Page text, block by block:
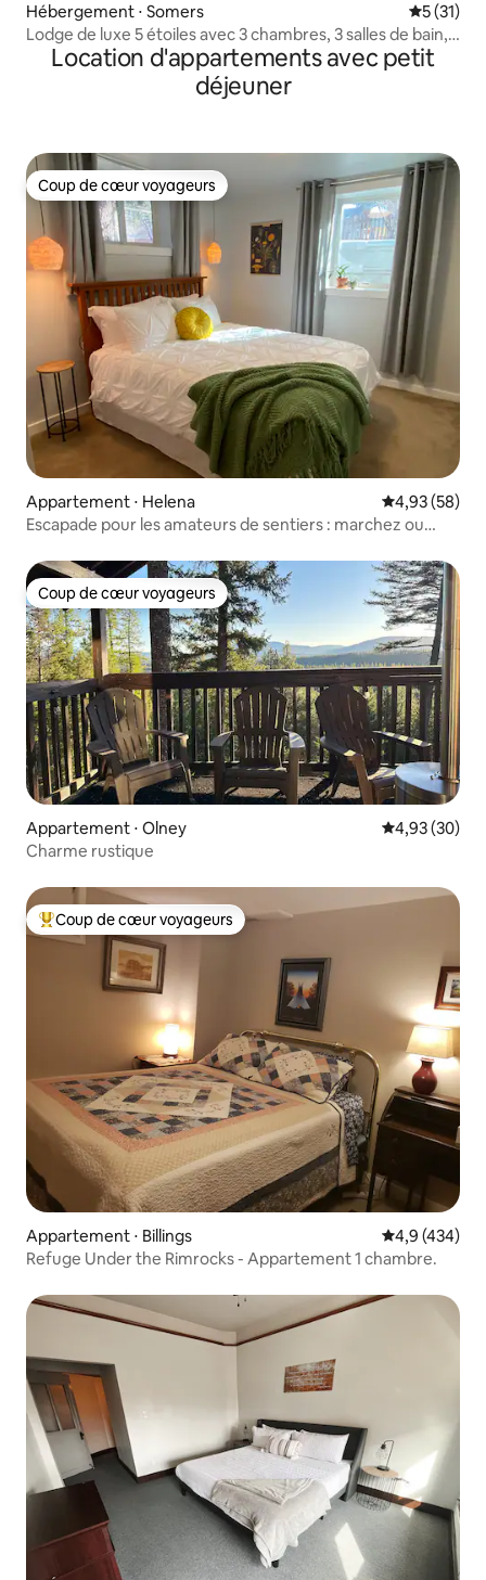
Hébergement ⋅ Somers
5 (31)
Lodge de luxe 5 étoiles avec 3 chambres, 3 salles de bain,
voiture électrique et chargeur
Location d'appartements avec petit
déjeuner
Coup de cœur voyageurs
Coup de cœur voyageurs
Appartement ⋅ Helena Évaluation
4,93 (58)
Escapade pour les amateurs de sentiers : marchez ou
Coup de cœur voyageurs
Coup de cœur voyageurs
Appartement ⋅ Olney Évaluation
4,93 (30)
Charme rustique
Coups de cœur voyageurs les plus appréciés
Coup de cœur voyageurs
Appartement ⋅ Billings Évaluation
4,9 (434)
Refuge Under the Rimrocks - Appartement 1 chambre.